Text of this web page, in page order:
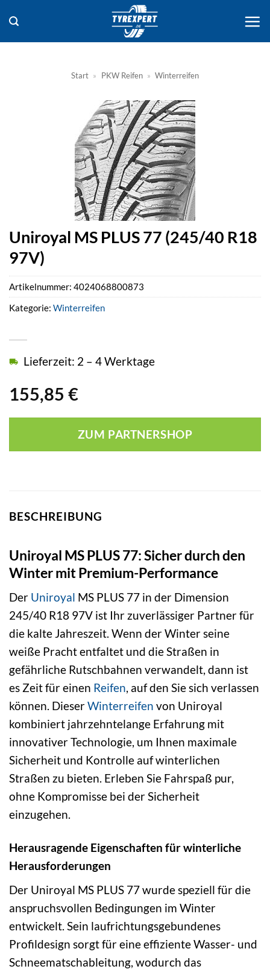
Inhalt
springen
Start » PKW Reifen » Winterreifen
Uniroyal MS PLUS 77 (245/40 R18
97V)
155,85 €
Lieferzeit: 2 – 4 Werktage
ZUM PARTNERSHOP
Artikelnummer: 4024068800873
Kategorie: Winterreifen
BESCHREIBUNG
Uniroyal MS PLUS 77: Sicher durch den
Winter mit Premium-Performance
Der Uniroyal MS PLUS 77 in der Dimension
245/40 R18 97V ist Ihr zuverlässiger Partner für
die kalte Jahreszeit. Wenn der Winter seine
weiße Pracht entfaltet und die Straßen in
gefährliche Rutschbahnen verwandelt, dann ist
es Zeit für einen Reifen, auf den Sie sich verlassen
können. DieserWinterreifen von Uniroyal
kombiniert jahrzehntelange Erfahrung mit
innovativer Technologie, um Ihnen maximale
Sicherheit und Kontrolle auf winterlichen
Straßen zu bieten. Erleben Sie Fahrspaß pur,
ohne Kompromisse bei der Sicherheit
einzugehen.
Herausragende Eigenschaften für winterliche
Herausforderungen
Der Uniroyal MS PLUS 77 wurde speziell für die
anspruchsvollen Bedingungen im Winter
entwickelt. Sein laufrichtungsgebundenes
Profildesign sorgt für eine effiziente Wasser- und
Schneematschableitung, wodurch das